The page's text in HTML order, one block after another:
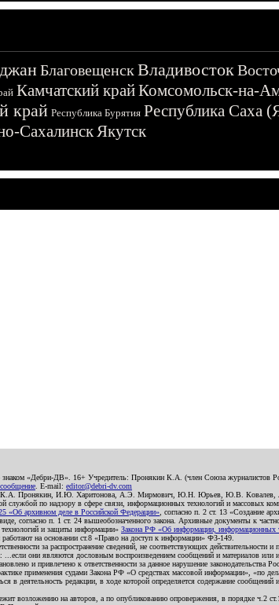
БлаговещенскВладивосток
Камчатский крайКомсомольск-на-
край Республика Бурятия Республика Саха
СахалинскЯкутск
знаком «Дебри-ДВ». 16+ Учредитель: Пронякин К.А. (член Союза
. E-mail: editor@debri-dv.com
К.А. Пронякин, И.Ю. Харитонова, А.Э. Мирмович, Ю.Н. Юрьев, Ю.В.
службой по надзору в сфере связи, информационных технологий и массовых
«Об архивном деле в Российской Федерации» , согласно п. 2 ст. 13 «Создание
согласно п. 1 ст. 24 вышеобозначенного закона. Архивные документы к
и защиты информации» Закона РФ «Об информации, информационных
на основании ст.8 «Право на доступ к информации» ФЗ-149.
за распространение сведений, не соответствующих
они являются дословным воспроизведением сообщений и материалов
и привлечено к ответственности за данное нарушение законодательства
применения судами Закона РФ «О средствах массовой информации», «по
деятельность редакции, в ходе которой определяется содержание сообщений и
возложению на авторов, а по опубликованию опровержения, в порядке ч.2